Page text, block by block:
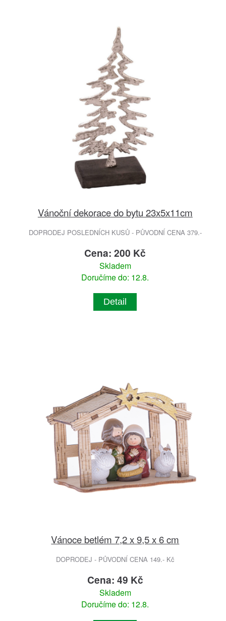
Vánoční dekorace do bytu 23x5x11cm
DOPRODEJ POSLEDNÍCH KUSŮ - PŮVODNÍ CENA 379.-
Cena: 200 Kč
Skladem
Doručíme do: 12.8.
Detail
Vánoce betlém 7,2 x 9,5 x 6 cm
DOPRODEJ - PŮVODNÍ CENA 149.- Kč
Cena: 49 Kč
Skladem
Doručíme do: 12.8.